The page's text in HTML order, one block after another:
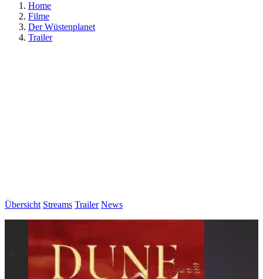
Home
Filme
Der Wüstenplanet
Trailer
Übersicht Streams Trailer News